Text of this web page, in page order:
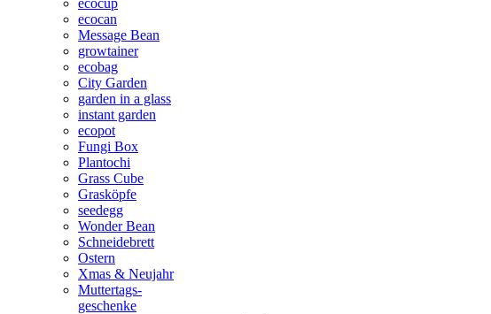
ecocup
ecocan
Message Bean
growtainer
ecobag
City Garden
garden in a glass
instant garden
ecopot
Fungi Box
Plantochi
Grass Cube
Grasköpfe
seedegg
Wonder Bean
Schneidebrett
Ostern
Xmas & Neujahr
Muttertags-
geschenke